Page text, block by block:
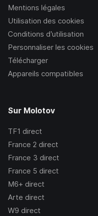
Mentions légales
Utilisation des cookies
Conditions d’utilisation
Personnaliser les cookies
Télécharger
Appareils compatibles
Sur Molotov
TF1 direct
France 2 direct
France 3 direct
France 5 direct
M6+ direct
Arte direct
W9 direct